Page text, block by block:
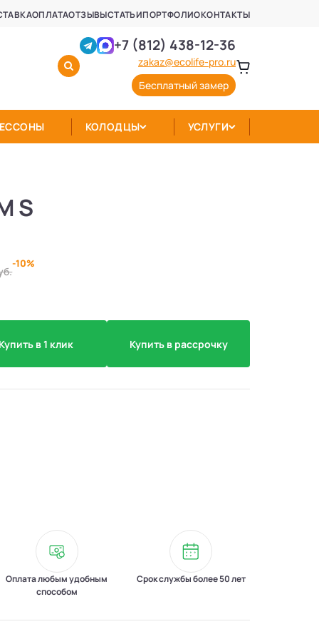
ОПЛАТАОТЗЫВЫСТАТЬИПОРТФОЛИОКОНТАКТЫ
+7 (812) 438-12-36
zakaz@ecolife-pro.ru
Бесплатный замер
КОЛОДЦЫ УСЛУГИ
S
-10%
в 1 клик Купить в рассрочку
Оплата любым удобным
способом
Срок службы более 50 лет